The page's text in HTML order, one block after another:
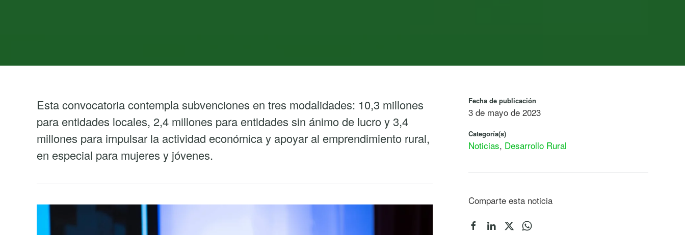
Esta convocatoria contempla subvenciones en tres modalidades: 10,3 millones
para entidades locales, 2,4 millones para entidades sin ánimo de lucro y 3,4
millones para impulsar la actividad económica y apoyar al emprendimiento rural,
en especial para mujeres y jóvenes.
Fecha de publicación
3 de mayo de 2023
Categoría(s)
Noticias, Desarrollo Rural
Comparte esta noticia